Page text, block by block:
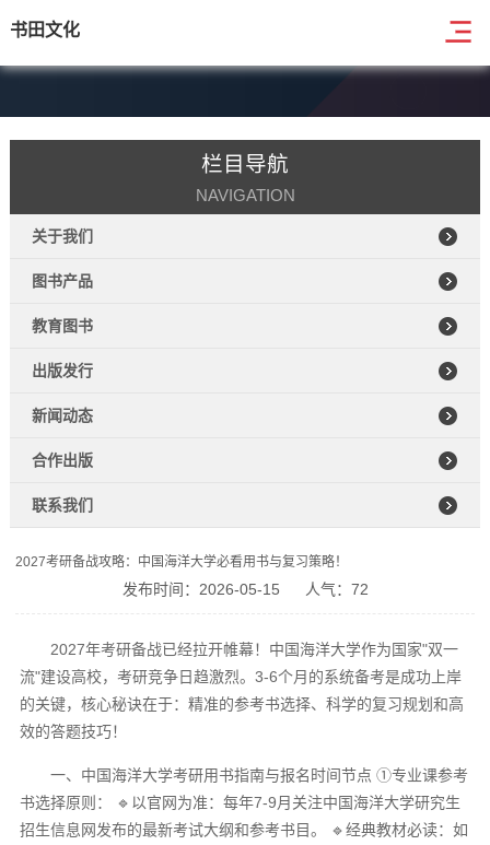
书田文化
栏目导航
NAVIGATION
关于我们
图书产品
教育图书
出版发行
新闻动态
合作出版
联系我们
2027考研备战攻略：中国海洋大学必看用书与复习策略！
发布时间：2026-05-15 人气：72
2027年考研备战已经拉开帷幕！中国海洋大学作为国家"双一
流"建设高校，考研竞争日趋激烈。3-6个月的系统备考是成功上岸
的关键，核心秘诀在于：精准的参考书选择、科学的复习规划和高
效的答题技巧！
一、中国海洋大学考研用书指南与报名时间节点 ①专业课参考
书选择原则： 🔹以官网为准：每年7-9月关注中国海洋大学研究生
招生信息网发布的最新考试大纲和参考书目。 🔹经典教材必读：如